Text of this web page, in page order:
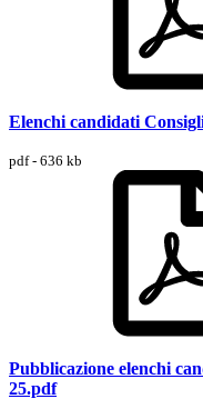
Elenchi candidati
pdf - 636 kb
Pubblicazione elenchi
25.pdf